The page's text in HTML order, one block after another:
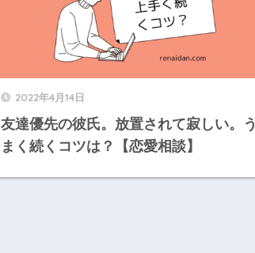
2022年4月14日
友達優先の彼氏。放置されて寂しい。う
まく続くコツは？【恋愛相談】